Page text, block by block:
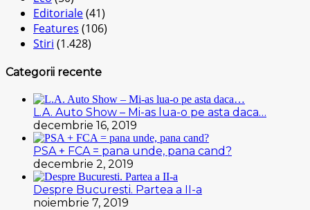
Editoriale(41)
Features (106)
Stiri (1.428)
Categorii recente
L.A. Auto Show – Mi-as lua-o pe asta daca…
decembrie 16, 2019
PSA + FCA = pana unde, pana cand?
decembrie 2, 2019
Despre Bucuresti. Partea a II-a
noiembrie 7, 2019